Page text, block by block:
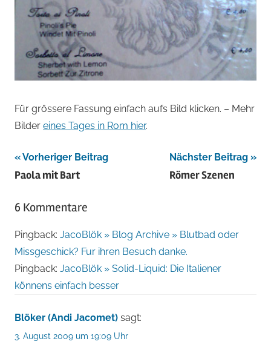
Für grössere Fassung einfach aufs Bild klicken. – Mehr
Bilder eines Tages in Rom hier.
Beitragsnavigation
Vorheriger Beitrag
Paola mit Bart
Nächster Beitrag
Römer Szenen
6 Kommentare
Pingback: JacoBlök » Blog Archive » Blutbad oder
Missgeschick? Fur ihren Besuch danke.
Pingback: JacoBlök » Solid-Liquid: Die Italiener
könnens einfach besser
Blöker (Andi Jacomet) sagt:
3. August 2009 um 19:09 Uhr